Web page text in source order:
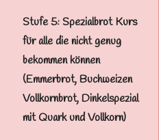
Stufe 5: Spezialbrot Kurs
für alle die nicht genug
bekommen können
(Emmerbrot, Buchweizen
Vollkornbrot, Dinkelspezial
mit Quark und Vollkorn)